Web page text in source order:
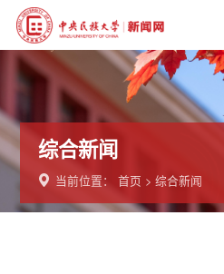
综合新闻
当前位置：首页 >综合新闻